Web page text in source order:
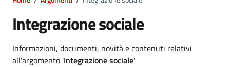
Integrazione sociale
Dettagli argomento
Informazioni, documenti, novità e contenuti relativi
all'argomento 'Integrazione sociale'